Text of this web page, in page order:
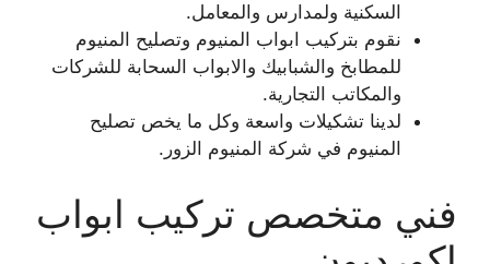
السكنية ولمدارس والمعامل.
نقوم بتركيب ابواب المنيوم وتصليح المنيوم
للمطابخ والشبابيك والابواب السحابة للشركات
والمكاتب التجارية.
لدينا تشكيلات واسعة وكل ما يخص تصليح
المنيوم في شركة المنيوم الزور.
فني متخصص تركيب ابواب